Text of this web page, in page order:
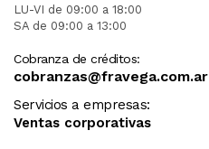
LU-VI de 09:00 a 18:00
SA de 09:00 a 13:00
Cobranza de créditos:
cobranzas@fravega.com.ar
Servicios a empresas:
Ventas corporativas